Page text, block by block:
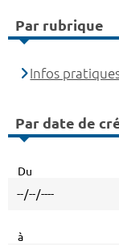
Par rubrique
Infos
Par date de
Du
à